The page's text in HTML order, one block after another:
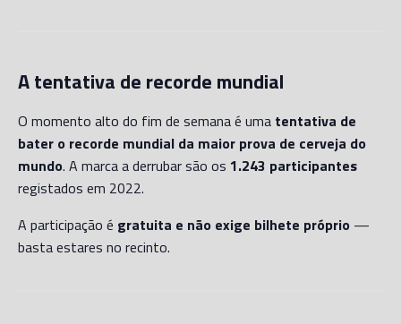
A tentativa de recorde mundial
O momento alto do fim de semana é uma tentativa de
bater o recorde mundial da maior prova de cerveja do
mundo. A marca a derrubar são os 1.243 participantes
registados em 2022.
A participação é gratuita e não exige bilhete próprio —
basta estares no recinto.